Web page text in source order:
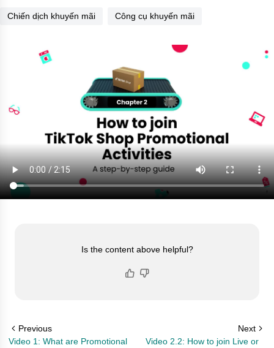
Chiến dịch khuyến mãi Công cụ khuyến mãi
Is the content above helpful?
Previous
Video 1: What are Promotional
Next
Video 2.2: How to join Live or